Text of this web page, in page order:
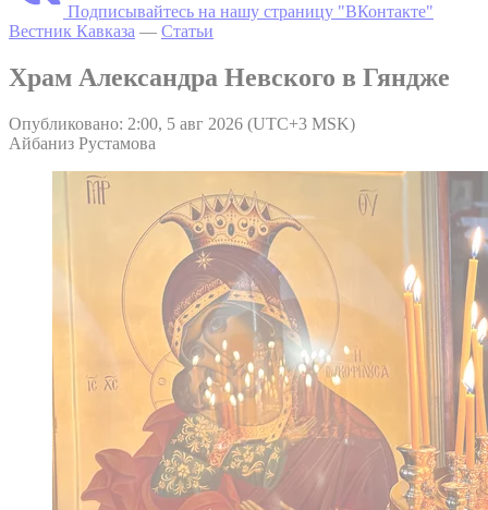
Подписывайтесь на нашу страницу "ВКонтакте"
Вестник Кавказа — Статьи
Храм Александра Невского в Гяндже
Опубликовано: 2:00, 5 авг 2026 (UTC+3 MSK)
Айбаниз Рустамова